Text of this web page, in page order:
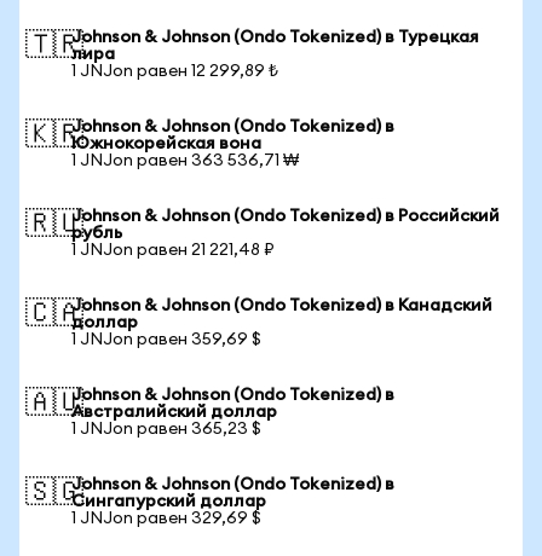
🇹🇷Johnson & Johnson (Ondo Tokenized) в Турецкая
лира
1 JNJon равен 12 299,89 ₺
🇰🇷Johnson & Johnson (Ondo Tokenized) в
Южнокорейская вона
1 JNJon равен 363 536,71 ₩
🇷🇺Johnson & Johnson (Ondo Tokenized) в Российский
рубль
1 JNJon равен 21 221,48 ₽
🇨🇦Johnson & Johnson (Ondo Tokenized) в Канадский
доллар
1 JNJon равен 359,69 $
🇦🇺Johnson & Johnson (Ondo Tokenized) в
Австралийский доллар
1 JNJon равен 365,23 $
🇸🇬Johnson & Johnson (Ondo Tokenized) в
Сингапурский доллар
1 JNJon равен 329,69 $